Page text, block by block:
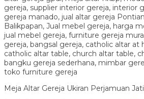
Meja Altar Gereja Ukiran Perjamuan Jati